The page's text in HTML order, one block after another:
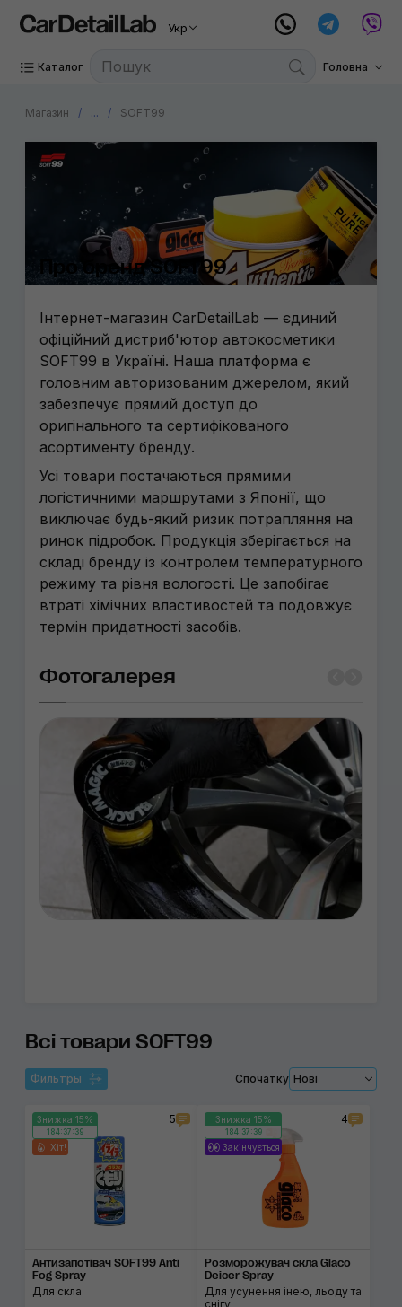
Укр
Каталог Головна
Магазин ... SOFT99
Про бренд SOFT99
Інтернет-магазин CarDetailLab — єдиний
офіційний дистриб'ютор автокосметики
SOFT99 в Україні. Наша платформа є
головним авторизованим джерелом, який
забезпечує прямий доступ до
оригінального та сертифікованого
асортименту бренду.
Усі товари постачаються прямими
логістичними маршрутами з Японії, що
виключає будь-який ризик потрапляння на
ринок підробок. Продукція зберігається на
складі бренду із контролем температурного
режиму та рівня вологості. Це запобігає
втраті хімічних властивостей та подовжує
термін придатності засобів.
Фотогалерея
Всі товари SOFT99
Фильтры Спочатку Нові
Знижка 15%
184:37:38
Хіт!
5
Антизапотівач SOFT99 Anti
Fog Spray
Для скла
Знижка 15%
184:37:38
Закінчується
4
Розморожувач скла Glaco
Deicer Spray
Для усунення інею, льоду та
снігу